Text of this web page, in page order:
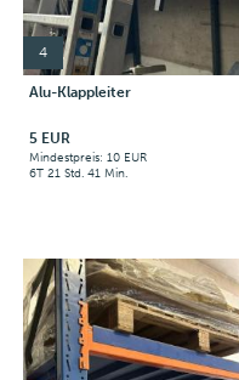
4
Alu-Klappleiter
5 EUR
Mindestpreis: 10 EUR
6T 21 Std. 41 Min.